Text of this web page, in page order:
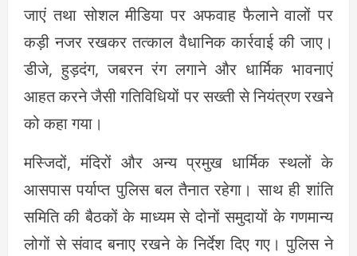
जाएं तथा सोशल मीडिया पर अफवाह फैलाने वालों पर
कड़ी नजर रखकर तत्काल वैधानिक कार्रवाई की जाए।
डीजे, हुड़दंग, जबरन रंग लगाने और धार्मिक भावनाएं
आहत करने जैसी गतिविधियों पर सख्ती से नियंत्रण रखने
को कहा गया।
मस्जिदों, मंदिरों और अन्य प्रमुख धार्मिक स्थलों के
आसपास पर्याप्त पुलिस बल तैनात रहेगा। साथ ही शांति
समिति की बैठकों के माध्यम से दोनों समुदायों के गणमान्य
लोगों से संवाद बनाए रखने के निर्देश दिए गए। पुलिस ने